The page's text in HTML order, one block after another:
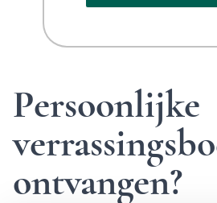
Persoonlijke
ontvangen?